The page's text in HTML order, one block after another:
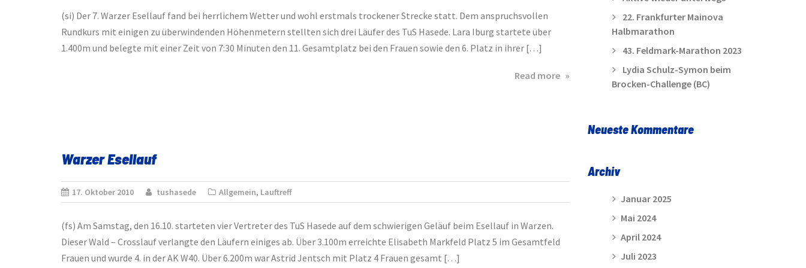
(si) Der 7. Warzer Esellauf fand bei herrlichem Wetter und wohl erstmals trockener Strecke statt. Dem anspruchsvollen
Rundkurs mit einigen zu überwindenden Höhenmetern stellten sich drei Läufer des TuS Hasede. Lara Iburg startete über
1.400m und belegte mit einer Zeit von 7:30 Minuten den 11. Gesamtplatz bei den Frauen sowie den 6. Platz in ihrer […]
Read more about
Warzer Esellauf
17. Oktober 2010 tushasede Allgemein, Lauftreff
(fs) Am Samstag, den 16.10. starteten vier Vertreter des TuS Hasede auf dem schwierigen Geläuf beim Esellauf in Warzen.
Dieser Wald – Crosslauf verlangte den Läufern einiges ab. Über 3.100m erreichte Elisabeth Markfeld Platz 5 im Gesamtfeld
Frauen und wurde 4. in der AK W40. Über 6.200m war Astrid Jentsch mit Platz 4 Frauen gesamt […]
22. Frankfurter Mainova
Halbmarathon
43. Feldmark-Marathon 2023
Lydia Schulz-Symon beim
Brocken-Challenge (BC)
Neueste Kommentare
Archiv
Januar 2025
Mai 2024
April 2024
Juli 2023